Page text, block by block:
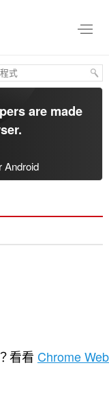
are made
.
Android
看看 Chrome